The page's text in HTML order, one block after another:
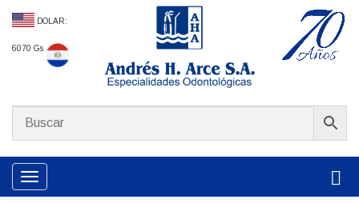
DOLAR:
6070 Gs
Toggle navigation